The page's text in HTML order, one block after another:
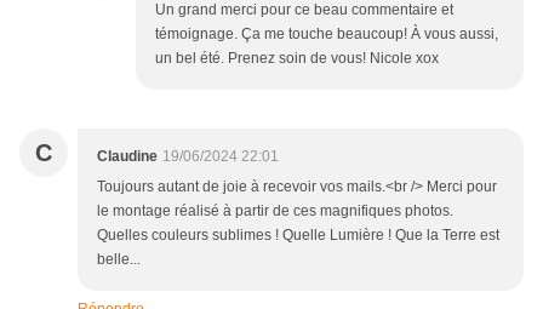
Un grand merci pour ce beau commentaire et
témoignage. Ça me touche beaucoup! À vous aussi,
un bel été. Prenez soin de vous! Nicole xox
C Claudine 19/06/2024 22:01
Toujours autant de joie à recevoir vos mails.<br /> Merci pour
le montage réalisé à partir de ces magnifiques photos.
Quelles couleurs sublimes ! Quelle Lumière ! Que la Terre est
belle...